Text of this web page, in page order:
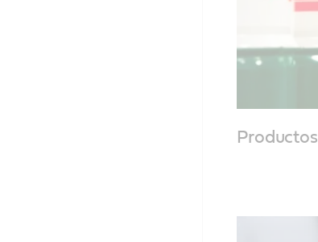
Productos